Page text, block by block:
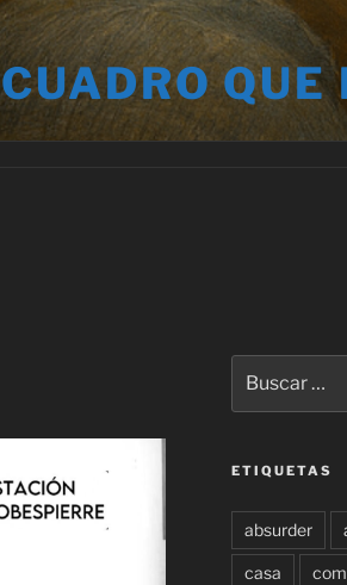
QUE
por:
ETIQUETAS
absurder
casa